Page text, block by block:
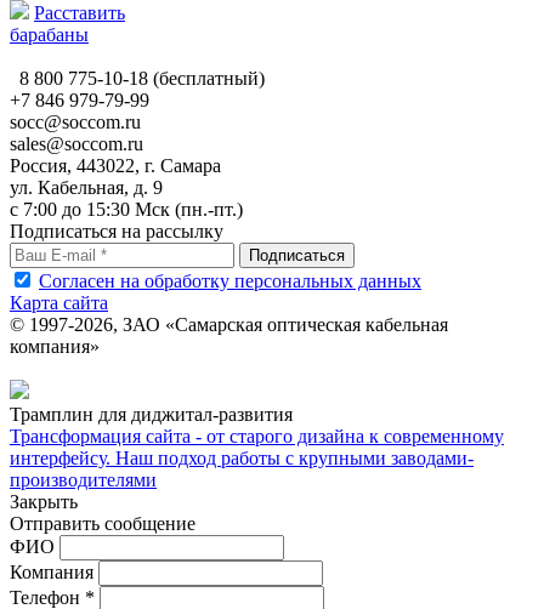
Расставить
барабаны
8 800 775-10-18 (бесплатный)
+7 846 979-79-99
socc@soccom.ru
sales@soccom.ru
Россия, 443022, г. Самара
ул. Кабельная, д. 9
c 7:00 до 15:30 Мск (пн.-пт.)
Подписаться на рассылку
Согласен на обработку персональных данных
Карта сайта
© 1997-2026, ЗАО «Самарская оптическая кабельная
компания»
Трамплин для диджитал-развития
Трансформация сайта - от старого дизайна к современному
интерфейсу. Наш подход работы с крупными заводами-
производителями
Закрыть
Отправить сообщение
ФИО
Компания
Телефон *